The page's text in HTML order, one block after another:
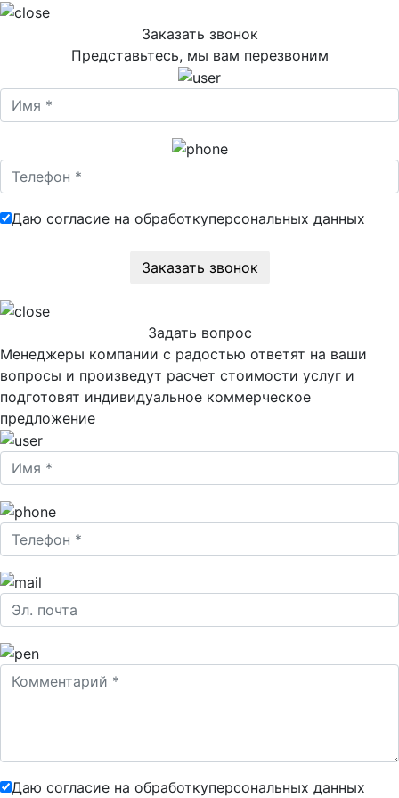
Заказать звонок
Представьтесь, мы вам перезвоним
Даю согласие на обработкуперсональных данных
Задать вопрос
Менеджеры компании с радостью ответят на ваши
вопросы и произведут расчет стоимости услуг и
подготовят индивидуальное коммерческое
предложение
Даю согласие на обработкуперсональных данных